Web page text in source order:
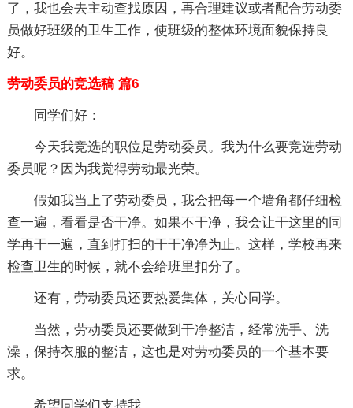
了，我也会去主动查找原因，再合理建议或者配合劳动委
员做好班级的卫生工作，使班级的整体环境面貌保持良
好。
劳动委员的竞选稿 篇6
同学们好：
今天我竞选的职位是劳动委员。我为什么要竞选劳动
委员呢？因为我觉得劳动最光荣。
假如我当上了劳动委员，我会把每一个墙角都仔细检
查一遍，看看是否干净。如果不干净，我会让干这里的同
学再干一遍，直到打扫的干干净净为止。这样，学校再来
检查卫生的时候，就不会给班里扣分了。
还有，劳动委员还要热爱集体，关心同学。
当然，劳动委员还要做到干净整洁，经常洗手、洗
澡，保持衣服的整洁，这也是对劳动委员的一个基本要
求。